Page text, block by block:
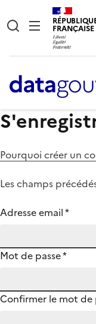
FRANÇAISE
Pourquoi créer un
Les champs
Adresse email*
Mot de passe*
Confirmer le mot de